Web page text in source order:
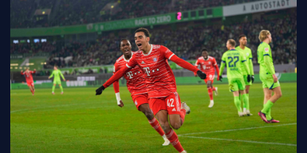
LIGUE 1
REAL MADRID
FC BARCELONE
MANCHESTER UNITED
CHELSEA
ARSENAL
L'AVIS DE LA RÉDAC'